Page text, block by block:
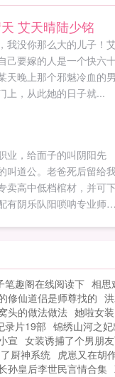
艾天晴陆少铭
我没你那么大的儿子！
己要嫁的人是一个快六
天晚上那个邪魅冷血的男
上，从此她的日子就...
业，给面子的叫阴阳先
叫道公。老爸死后留给
卖高中低档棺材，并可
有阴乐队阳唢呐专业师公
笔趣阁在线阅读下 相思
修仙道侣是师尊找的
头的做法做法 她啦女装
录片19部 锦绣山河之妃
宣 女装诱捕了个男朋
厨神系统 虎崽又在胡
孙皇后李世民言情合集